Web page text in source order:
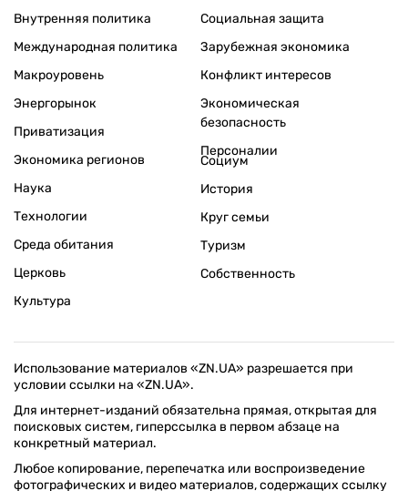
Внутренняя политика
Международная политика
Макроуровень
Энергорынок
Приватизация
Экономика регионов
Социальная защита
Зарубежная экономика
Конфликт интересов
Экономическая
безопасность
Персоналии
Наука
Технологии
Среда обитания
Церковь
Культура
Социум
История
Круг семьи
Туризм
Собственность
Использование материалов «ZN.UA» разрешается при
условии ссылки на «ZN.UA».
Для интернет-изданий обязательна прямая, открытая для
поисковых систем, гиперссылка в первом абзаце на
конкретный материал.
Любое копирование, перепечатка или воспроизведение
фотографических и видео материалов, содержащих ссылку